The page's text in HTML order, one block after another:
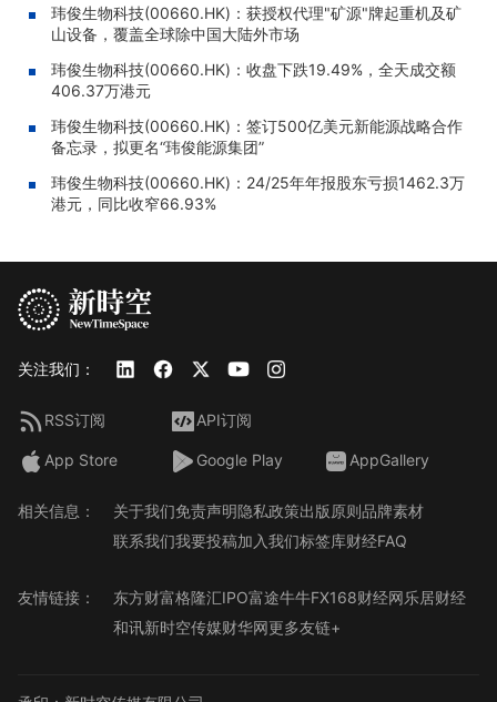
玮俊生物科技(00660.HK)：获授权代理"矿源"牌起重机及矿
山设备，覆盖全球除中国大陆外市场
玮俊生物科技(00660.HK)：收盘下跌19.49%，全天成交额
406.37万港元
玮俊生物科技(00660.HK)：签订500亿美元新能源战略合作
备忘录，拟更名“玮俊能源集团”
玮俊生物科技(00660.HK)：24/25年年报股东亏损1462.3万
港元，同比收窄66.93%
关注我们：
RSS订阅 API订阅
App Store Google Play AppGallery
相关信息： 关于我们免责声明隐私政策出版原则品牌素材
联系我们我要投稿加入我们标签库财经FAQ
友情链接： 东方财富格隆汇IPO富途牛牛FX168财经网乐居财经
和讯新时空传媒财华网更多友链+